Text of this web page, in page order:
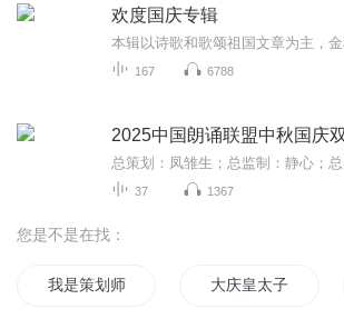
欢度国庆专辑
167 6788
2025中国朗诵联盟中秋国庆
37 1367
您是不是在找：
我是策划师 大庆皇太子